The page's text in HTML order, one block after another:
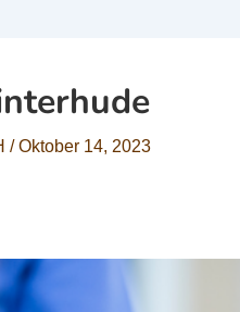
/Oktober 14, 2023